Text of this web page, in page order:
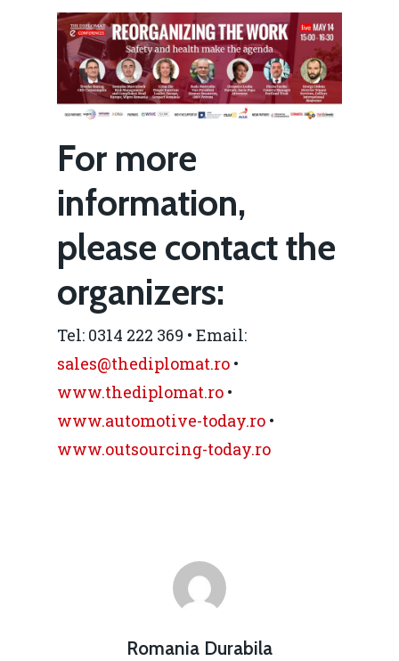
For more
information,
please contact the
organizers:
Tel: 0314 222 369 • Email:
sales@thediplomat.ro •
www.thediplomat.ro •
www.automotive-today.ro •
www.outsourcing-today.ro
Romania Durabila
Soluții de
IMM
Rolul băncilor în
Durabilă
Video Forum Marea
Piața gazelor naturale:
predictibilitate,
concurență.
Contact
Daniel Apostol
Email: